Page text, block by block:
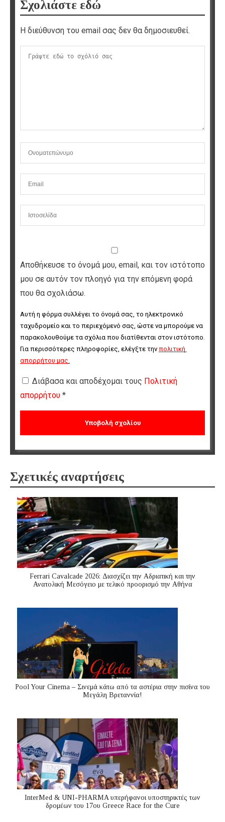
Σχολιάστε εδώ
Η διεύθυνση του email σας δεν θα δημοσιευθεί.
Αποθήκευσε το όνομά μου, email, και τον ιστότοπο
μου σε αυτόν τον πλοηγό για την επόμενη φορά
που θα σχολιάσω.
Αυτή η φόρμα συλλέγει το όνομά σας, το ηλεκτρονικό
ταχυδρομείο και το περιεχόμενό σας, ώστε να μπορούμε να
παρακολουθούμε τα σχόλια που διατίθενται στον ιστότοπο.
Για περισσότερες πληροφορίες, ελέγξτε την πολιτική
απορρήτου μας
Διάβασα και αποδέχομαι τους Πολιτική
απορρήτου *
Σχετικές αναρτήσεις
Ferrari Cavalcade 2026: Διασχίζει την Αδριατική και την
Ανατολική Μεσόγειo με τελικό προορισμό την Αθήνα
Pool Your Cinema – Σινεμά κάτω από τα αστέρια στην πισίνα του
Μεγάλη Βρεταννία!
InterMed & UNI-PHARMA υπερήφανοι υποστηρικτές των
δρομέων του 17ου Greece Race for the Cure